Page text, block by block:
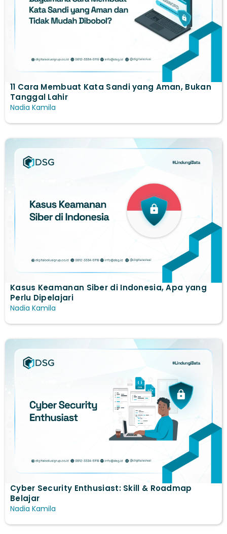
11 Cara Membuat Kata Sandi yang Aman, Bukan
Tanggal Lahir
Nadia Kamila
Kasus Keamanan Siber di Indonesia, Apa yang
Perlu Dipelajari
Nadia Kamila
Cyber Security Enthusiast: Skill & Roadmap
Belajar
Nadia Kamila